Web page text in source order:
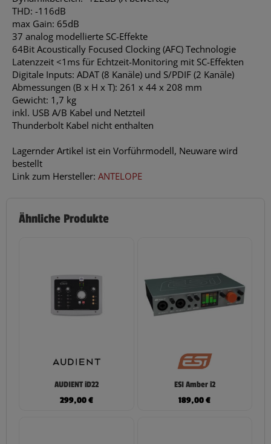
THD: -116dB
max Gain: 65dB
37 analog modellierte SC-Effekte
64Bit Acoustically Focused Clocking (AFC) Technologie
Latenzzeit <1ms für Echtzeit-Monitoring mit SC-Effekten
Digitale Inputs: ADAT (8 Kanäle) und S/PDIF (2 Kanäle)
Abmessungen (B x H x T): 261 x 44 x 208 mm
Gewicht: 1,7 kg
inkl. USB A/B Kabel und Netzteil
Thunderbolt Kabel nicht enthalten
Lagernder Artikel ist ein Vorführmodell, Neuware wird
bestellt
Link zum Hersteller: ANTELOPE
Ähnliche Produkte
AUDIENT iD22
299,00€
ESI Amber i2
189,00€